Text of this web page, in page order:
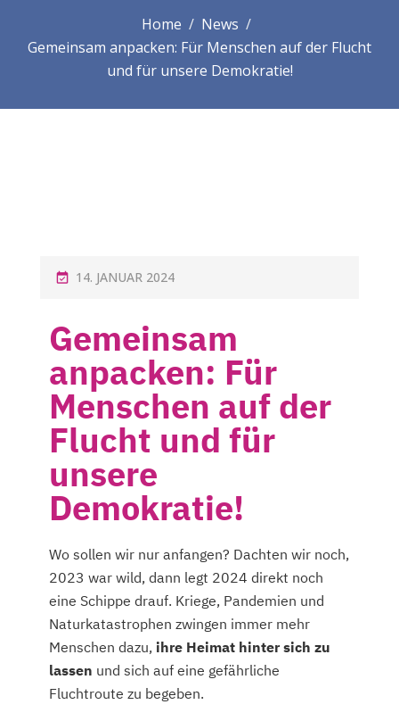
Home
News
Gemeinsam anpacken: Für Menschen auf der Flucht
und für unsere Demokratie!
14. JANUAR 2024
Gemeinsam
anpacken: Für
Menschen auf der
Flucht und für
unsere
Demokratie!
Wo sollen wir nur anfangen? Dachten wir noch,
2023 war wild, dann legt 2024 direkt noch
eine Schippe drauf. Kriege, Pandemien und
Naturkatastrophen zwingen immer mehr
Menschen dazu, ihre Heimat hinter sich zu
lassen und sich auf eine gefährliche
Fluchtroute zu begeben.